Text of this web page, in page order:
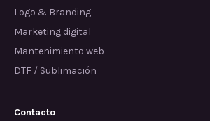
Logo & Branding
Marketing digital
Mantenimiento web
DTF / Sublimación
Contacto